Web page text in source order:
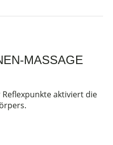
MASSAGE
aktiviert die